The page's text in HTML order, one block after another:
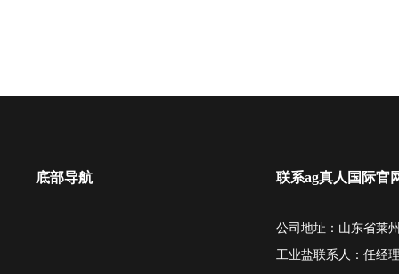
底部导航 联系ag真人国际官
公司地址：山东省莱
工业盐联系人：任经